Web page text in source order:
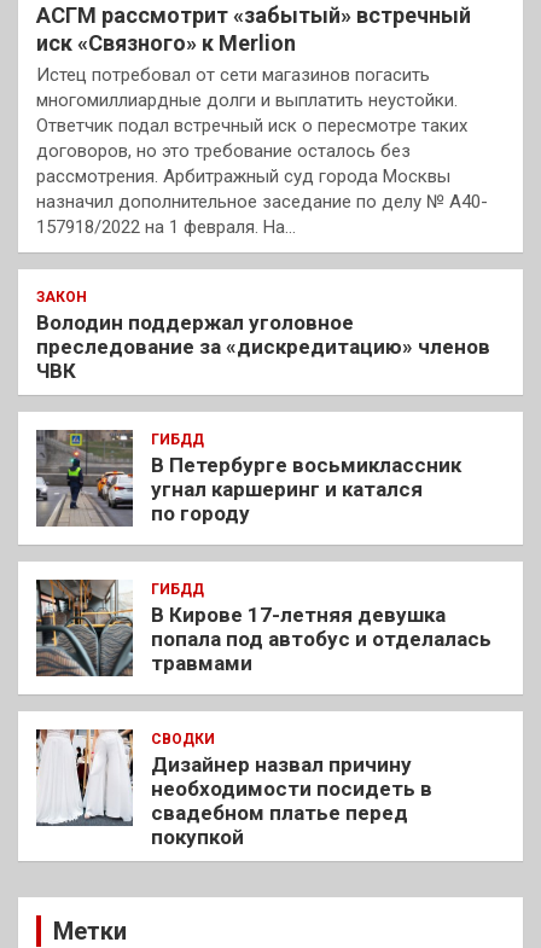
АСГМ рассмотрит «забытый» встречный
иск «Связного» к Merlion
Истец потребовал от сети магазинов погасить
многомиллиардные долги и выплатить неустойки.
Ответчик подал встречный иск о пересмотре таких
договоров, но это требование осталось без
рассмотрения. Арбитражный суд города Москвы
назначил дополнительное заседание по делу № А40-
157918/2022 на 1 февраля. На…
ЗАКОН
Володин поддержал уголовное
преследование за «дискредитацию» членов
ЧВК
ГИБДД
В Петербурге восьмиклассник
угнал каршеринг и катался
по городу
ГИБДД
В Кирове 17-летняя девушка
попала под автобус и отделалась
травмами
СВОДКИ
Дизайнер назвал причину
необходимости посидеть в
свадебном платье перед
покупкой
Метки